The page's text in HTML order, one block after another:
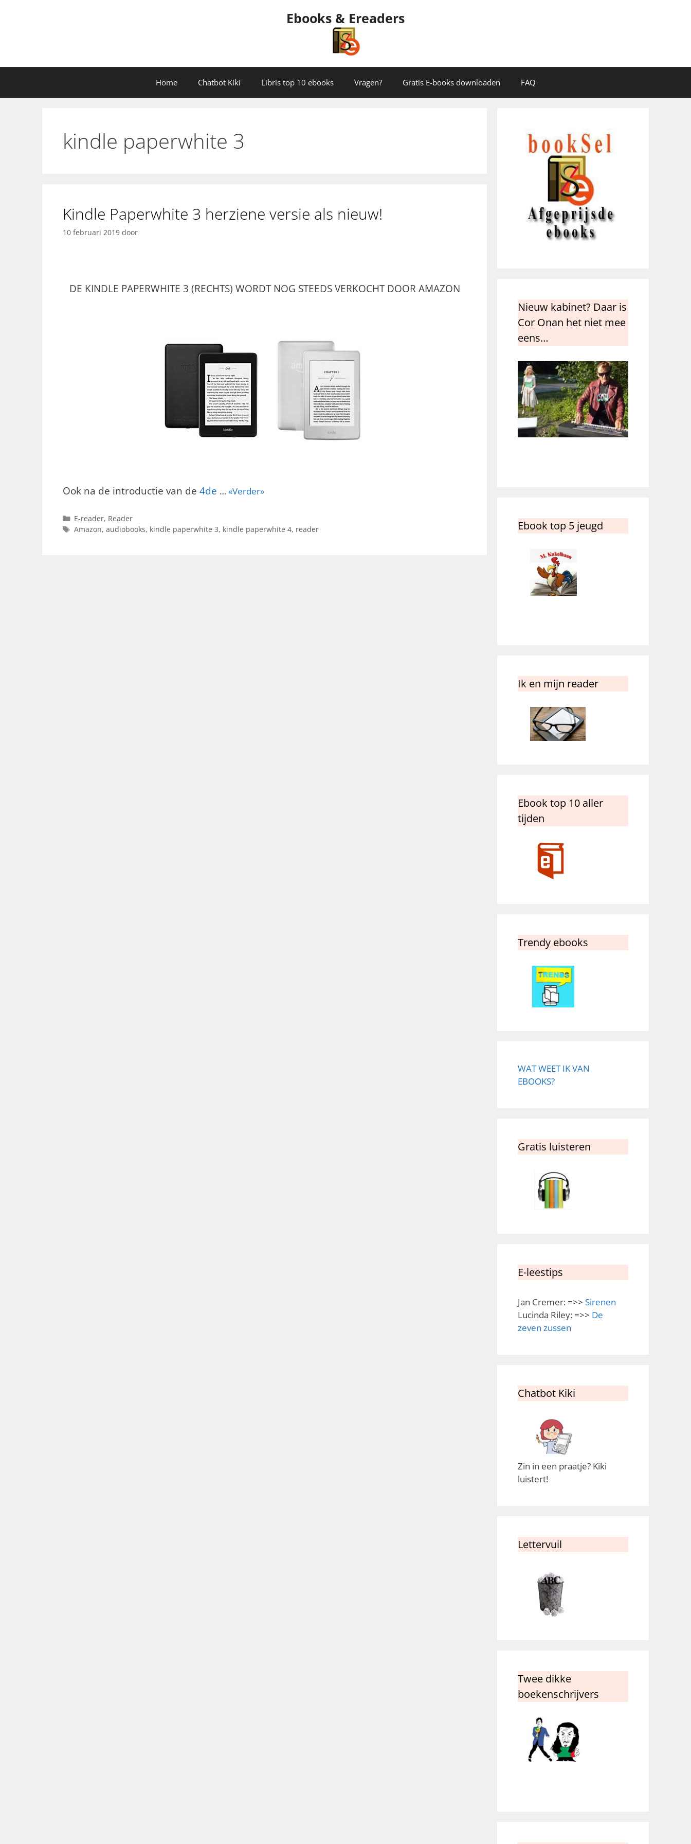
Ebooks & Ereaders
Home Chatbot Kiki Libris top 10 ebooks Vragen? Gratis E-books downloaden FAQ
kindle paperwhite 3
Kindle Paperwhite 3 herziene versie als nieuw!
10 februari 2019 door
DE KINDLE PAPERWHITE 3 (RECHTS) WORDT NOG STEEDS VERKOCHT DOOR AMAZON
Ook na de introductie van de 4de … «Verder»
Categorieën
E-reader, Reader
Tags
Amazon, audiobooks, kindle paperwhite 3, kindle paperwhite 4, reader
Nieuw kabinet? Daar is
Cor Onan het niet mee
eens…
Ebook top 5 jeugd
Ik en mijn reader
Ebook top 10 aller
tijden
Trendy ebooks
WAT WEET IK VAN
EBOOKS?
Gratis luisteren
E-leestips
Jan Cremer: =>> Sirenen
Lucinda Riley: =>> De
zeven zussen
Chatbot Kiki
Zin in een praatje? Kiki
luistert!
Lettervuil
Twee dikke
boekenschrijvers